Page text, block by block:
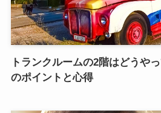
トランクルームの2階はどうや
のポイントと心得